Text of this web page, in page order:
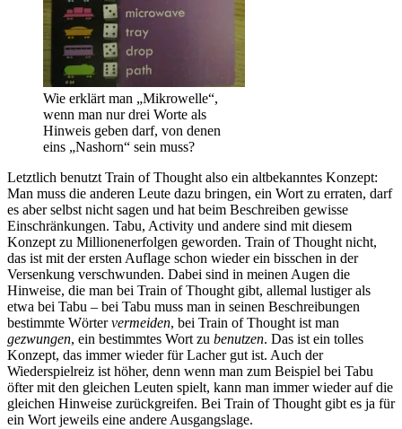
Wie erklärt man „Mikrowelle“,
wenn man nur drei Worte als
Hinweis geben darf, von denen
eins „Nashorn“ sein muss?
Letztlich benutzt Train of Thought also ein altbekanntes Konzept:
Man muss die anderen Leute dazu bringen, ein Wort zu erraten, darf
es aber selbst nicht sagen und hat beim Beschreiben gewisse
Einschränkungen. Tabu, Activity und andere sind mit diesem
Konzept zu Millionenerfolgen geworden. Train of Thought nicht,
das ist mit der ersten Auflage schon wieder ein bisschen in der
Versenkung verschwunden. Dabei sind in meinen Augen die
Hinweise, die man bei Train of Thought gibt, allemal lustiger als
etwa bei Tabu – bei Tabu muss man in seinen Beschreibungen
bestimmte Wörtervermeiden, bei Train of Thought ist man
gezwungen, ein bestimmtes Wort zu benutzen. Das ist ein tolles
Konzept, das immer wieder für Lacher gut ist. Auch der
Wiederspielreiz ist höher, denn wenn man zum Beispiel bei Tabu
öfter mit den gleichen Leuten spielt, kann man immer wieder auf die
gleichen Hinweise zurückgreifen. Bei Train of Thought gibt es ja für
ein Wort jeweils eine andere Ausgangslage.